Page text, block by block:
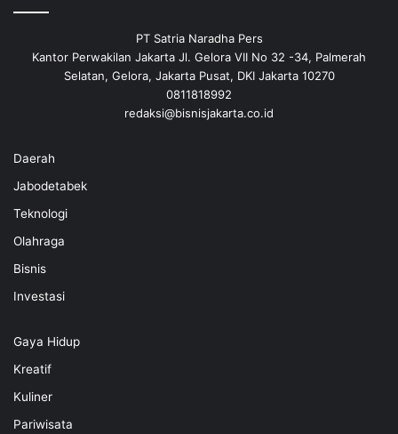
PT Satria Naradha Pers
Kantor Perwakilan Jakarta Jl. Gelora VII No 32 -34, Palmerah
Selatan, Gelora, Jakarta Pusat, DKI Jakarta 10270
0811818992
redaksi@bisnisjakarta.co.id
Daerah
Jabodetabek
Teknologi
Olahraga
Bisnis
Investasi
Gaya Hidup
Kreatif
Kuliner
Pariwisata